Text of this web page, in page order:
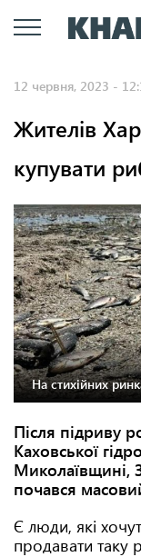
12 червня, 2023 -
Жителів
купувати
На стихійних
Після підриву
Каховської
Миколаївщині,
почався
Є люди, які
продавати таку